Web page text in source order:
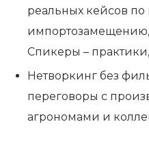
реальных кейсов
импортозамещению,
Спикеры –
Нетворкинг без
переговоры с
агрономами и